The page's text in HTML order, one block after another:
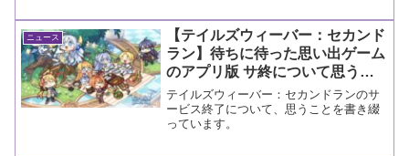
ニュース
【テイルズウィーバー：セカンド
ラン】待ちに待った思い出ゲーム
のアプリ版 サ終について思うこ
と
テイルズウィーバー：セカンドランのサ
ービス終了について、思うことを書き綴
っています。